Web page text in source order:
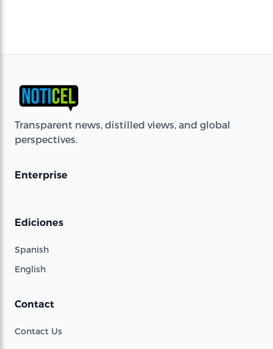
Transparent news, distilled views, and global
perspectives.
Enterprise
Ediciones
Spanish
English
Contact
Contact Us